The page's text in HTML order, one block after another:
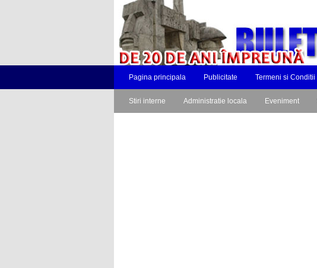
Pagina principala Publicitate Termeni si Conditii
Stiri interne Administratie locala Eveniment